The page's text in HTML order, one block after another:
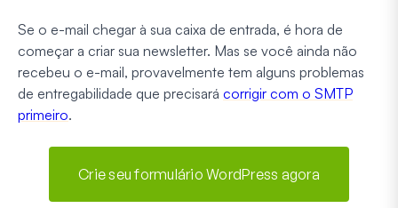
Se o e-mail chegar à sua caixa de entrada, é hora de
começar a criar sua newsletter. Mas se você ainda não
recebeu o e-mail, provavelmente tem alguns problemas
de entregabilidade que precisará corrigir com o SMTP
primeiro.
Crie seu formulário WordPress agora